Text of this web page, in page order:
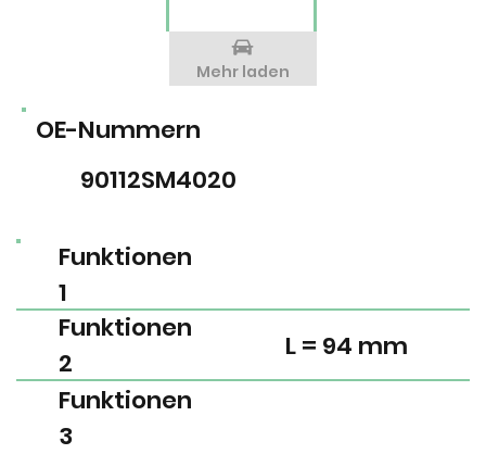
Funktionen
1
Funktionen
2
Funktionen
3
L = 94 mm
OE-Nummern
90112SM4020
Mehr laden